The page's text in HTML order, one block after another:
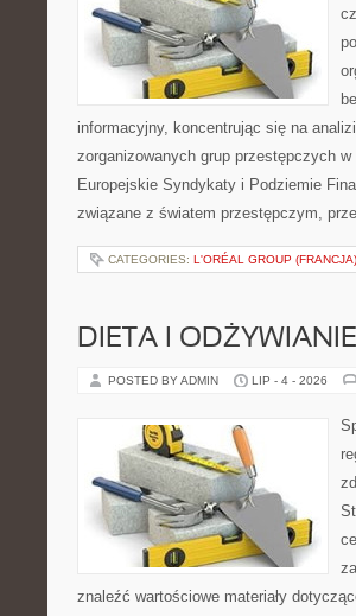
informacyjny, koncentrując się na
zorganizowanych grup przestępczych
Europejskie Syndykaty i Podziemie
związane z światem przestępczym,
CATEGORIES: L'ORÉAL GROUP (FRANCJA)
DIETA I ODŻYWIANIE
POSTED BY ADMIN LIP - 4 - 2026
znaleźć wartościowe materiały